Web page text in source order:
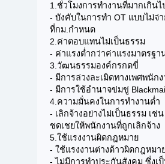
1.ชั่วโมงการทำงานที่มากเกินไ
- บังคับในการทำ OT แบบไม่จ่
ที่กม.กำหนด
2.ค่าตอบแทนไม่เป็นธรรม
- ค่าแรงต่ำกว่าค่าแรงมาตรฐ
3.วัฒนธรรมองค์กรกดขี่
- มีการล่วงละเมิดทางเพศพนัก
- มีการใช้อำนาจข่มขู่
4.ความมั่นคงในการทำงานต่ำ
- เลิกจ้างอย่างไม่เป็นธรรม เช่
ชดเชยให้พนักงานที่ถูกเลิกจ้าง
5.ใช้แรงงานผิดกฎหมาย
- ใช้แรงงานต่างด้าวผิดกฎหมา
- ไม่มีการทำประกันสังคม ซึ่ง